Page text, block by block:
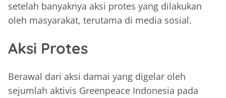
setelah banyaknya aksi protes yang dilakukan
oleh masyarakat, terutama di media sosial.
Aksi Protes
Berawal dari aksi damai yang digelar oleh
sejumlah aktivis Greenpeace Indonesia pada